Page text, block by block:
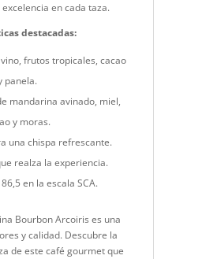
en cada taza.
destacadas:
frutos tropicales, cacao
panela.
mandarina avinado, miel,
y moras.
una chispa refrescante.
realza la experiencia.
en la escala SCA.
Bourbon Arcoiris es una
y calidad. Descubre la
de este café gourmet que